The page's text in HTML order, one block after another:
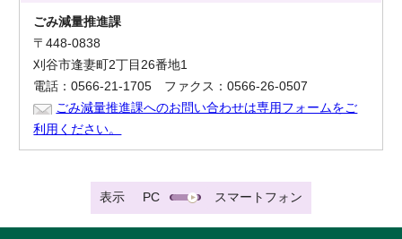
ごみ減量推進課
〒448-0838
刈谷市逢妻町2丁目26番地1
電話：0566-21-1705 ファクス：0566-26-0507
ごみ減量推進課へのお問い合わせは専用フォームをご
利用ください。
表示 PC スマートフォン